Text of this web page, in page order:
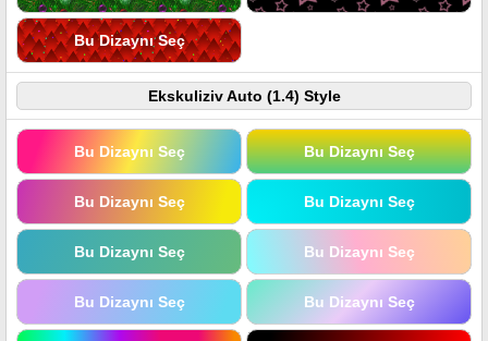
Bu Dizaynı Seç
Ekskuliziv Auto (1.4) Style
Bu Dizaynı Seç Bu Dizaynı Seç
Bu Dizaynı Seç Bu Dizaynı Seç
Bu Dizaynı Seç Bu Dizaynı Seç
Bu Dizaynı Seç Bu Dizaynı Seç